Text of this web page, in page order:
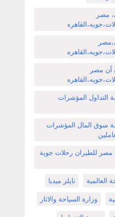
مصر
أن مصر
التداول المؤشرات
سوق المال المؤشرات
للطيران رحلات جوية
العالمية نايلز ميديا
وزارة السياحة والاثار